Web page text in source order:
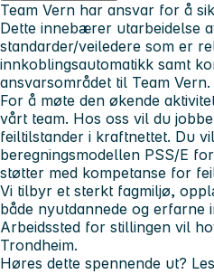
Team Vern har ansvar for å
Dette innebærer utarbeidelse
standarder/veiledere som er
innkoblingsautomatikk samt
ansvarsområdet til Team Vern.
For å møte den økende
vårt team. Hos oss vil du
feiltilstander i kraftnettet. Du
beregningsmodellen PSS/E
støtter med kompetanse for
Vi tilbyr et sterkt fagmiljø,
både nyutdannede og erfarne
Arbeidssted for stillingen vil
Trondheim.
Høres dette spennende ut?